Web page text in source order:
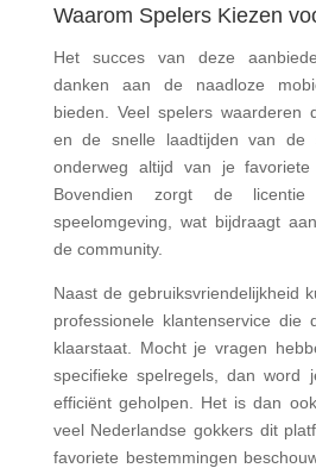
Waarom Spelers Kiezen
Het succes van deze
danken aan de naadloze
bieden. Veel spelers waarderen
en de snelle laadtijden van de
onderweg altijd van je favoriete
Bovendien zorgt de
speelomgeving, wat bijdraagt
de community.
Naast de gebruiksvriendelijkheid
professionele klantenservice
klaarstaat. Mocht je vragen
specifieke spelregels, dan word
efficiënt geholpen. Het is dan
veel Nederlandse gokkers dit
favoriete bestemmingen